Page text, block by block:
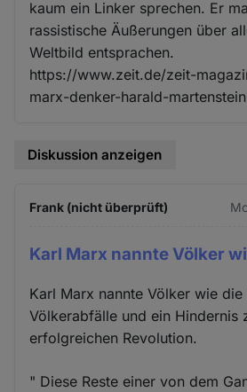
kaum ein Linker sprechen. Er
rassistische Äußerungen über
Weltbild entsprachen.
https://www.zeit.de/zeit-
marx-denker-harald-martenstein
Diskussion anzeigen
Frank (nicht überprüft)
Karl Marx nannte Völker
Karl Marx nannte Völker wie die
Völkerabfälle und ein Hindernis
erfolgreichen Revolution.
" Diese Reste einer von dem
Cookies